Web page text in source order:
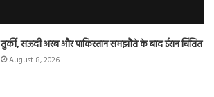
तुर्की, सऊदी अरब और पाकिस्तान समझौते के बाद ईरान चिंतित
August 8, 2026